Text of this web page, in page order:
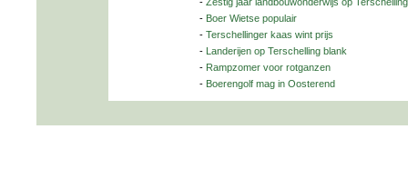
- Boer Wietse populair
- Terschellinger kaas wint prijs
- Landerijen op Terschelling blank
- Rampzomer voor rotganzen
- Boerengolf mag in Oosterend